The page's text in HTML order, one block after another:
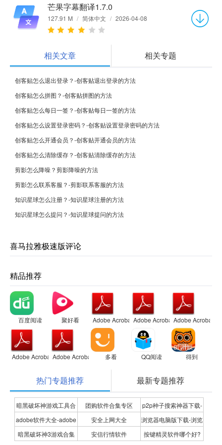
芒果字幕翻译1.7.0
127.91 M / 简体中文 / 2026-04-08
相关文章 相关专题
创客贴怎么退出登录？-创客贴退出登录的方法
创客贴怎么拼图？-创客贴拼图的方法
创客贴怎么每日一签？-创客贴每日一签的方法
创客贴怎么设置登录密码？-创客贴设置登录密码的方法
创客贴怎么开通会员？-创客贴开通会员的方法
创客贴怎么清除缓存？-创客贴清除缓存的方法
剪影怎么降噪？剪影降噪的方法
剪影怎么联系客服？-剪影联系客服的方法
知识星球怎么注册？-知识星球注册的方法
知识星球怎么提问？-知识星球提问的方法
喜马拉雅极速版评论
精品推荐
百度阅读 聚好看 Adobe Acrobat Adobe Acrobat Adobe Acrobat
Adobe Acrobat Adobe Acrobat 多看 QQ阅读 得到
热门专题推荐 最新专题推荐
暗黑破坏神游戏工具合
集
团购软件合集专区
p2p种子搜索神器下载-
P2P种子搜索神器专题
adobe软件大全-adobe
全系列软件下载-adobe
安全上网大全
浏览器电脑版下载-浏览
器下载合集
暗黑破坏神3游戏合集 安信行情软件
按键精灵软件哪个好?